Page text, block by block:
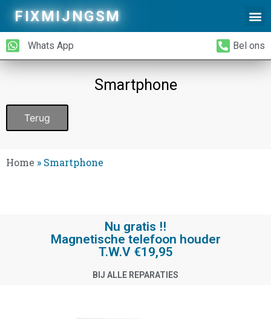
FIXMIJNGSM
Whats App Bel ons
Smartphone
Terug
Home » Smartphone
Nu gratis !!
Magnetische telefoon houder
T.W.V €19,95
BIJ ALLE REPARATIES